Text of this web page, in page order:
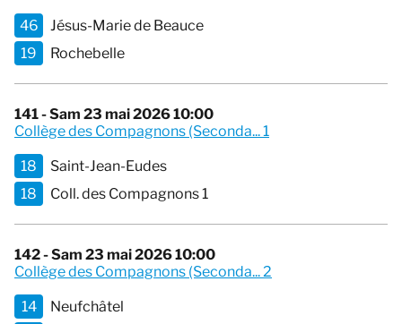
46
Jésus-Marie de Beauce
19
Rochebelle
141 - Sam 23 mai 2026 10:00
Collège des Compagnons (Seconda... 1
18
Saint-Jean-Eudes
18
Coll. des Compagnons 1
142 - Sam 23 mai 2026 10:00
Collège des Compagnons (Seconda... 2
14
Neufchâtel